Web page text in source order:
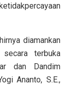
diamankan
terbuka
dan Dandim
Ananto, S.E.,